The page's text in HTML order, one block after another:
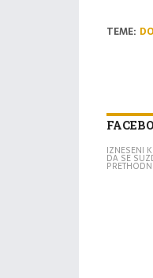
TEME:
IZNESENI
DA SE